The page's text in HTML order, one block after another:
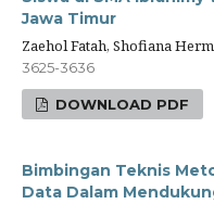
Jawa Timur
Zaehol Fatah, Shofiana
3625-3636
DOWNLOAD PDF
Bimbingan Teknis
Data Dalam